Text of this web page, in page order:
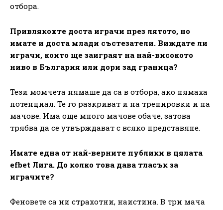
отбора.
Привлякохте доста играчи през лятото, но
имате и доста млади състезатели. Виждате ли
играчи, които ще заиграят на най-високото
ниво в България или дори зад граница?
Тези момчета нямаше да са в отбора, ако нямаха
потенциал. Те го разкриват и на тренировки и на
мачове. Има още много мачове обаче, затова
трябва да се утвърждават с всяко представяне.
Имате една от най-верните публики в цялата
efbet Лига. До колко това дава тласък за
играчите?
Феновете са ни страхотни, наистина. В три мача